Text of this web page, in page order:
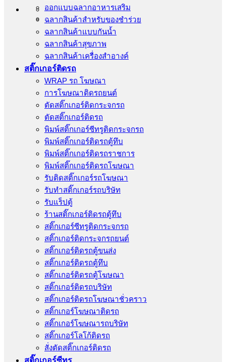
ออกแบบฉลากอาหารเสริม
ฉลากสินค้าสำหรับของชำร่วย
ฉลากสินค้าแบบกันน้ำ
ฉลากสินค้าสุขภาพ
ฉลากสินค้าเครื่องสำอางค์
สติ๊กเกอร์ติดรถ
WRAP รถ โฆษณา
การโฆษณาติดรถยนต์
ตัดสติ๊กเกอร์ติดกระจกรถ
ตัดสติ๊กเกอร์ติดรถ
พิมพ์สติ๊กเกอร์ซีทรูติดกระจกรถ
พิมพ์สติ๊กเกอร์ติดรถตู้ทึบ
พิมพ์สติ๊กเกอร์ติดรถราชการ
พิมพ์สติ๊กเกอร์ติดรถโฆษณา
รับติดสติ๊กเกอร์รถโฆษณา
รับทำสติ๊กเกอร์รถบริษัท
รับแร็ปตู้
ร้านสติ๊กเกอร์ติดรถตู้ทึบ
สติ๊กเกอร์ซีทรูติดกระจกรถ
สติ๊กเกอร์ติดกระจกรถยนต์
สติ๊กเกอร์ติดรถตู้ขนส่ง
สติ๊กเกอร์ติดรถตู้ทึบ
สติ๊กเกอร์ติดรถตู้โฆษณา
สติ๊กเกอร์ติดรถบริษัท
สติ๊กเกอร์ติดรถโฆษณาชั่วคราว
สติ๊กเกอร์โฆษณาติดรถ
สติ๊กเกอร์โฆษณารถบริษัท
สติ๊กเกอร์โลโก้ติดรถ
สั่งตัดสติ๊กเกอร์ติดรถ
สติ๊กเกอร์ซีทรู